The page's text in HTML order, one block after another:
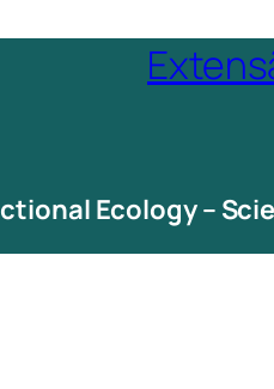
Ecology –